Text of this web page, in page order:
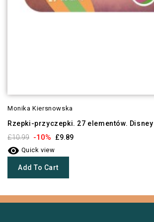
Monika Kiersnowska
Rzepki-przyczepki. 27 elementów.
£10.99 -10% £9.89
 Quick view
Add To Cart